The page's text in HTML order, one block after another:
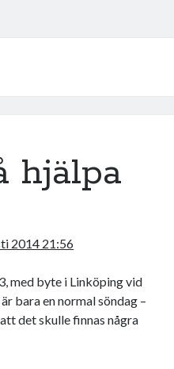
hjälpa
2014 21:56
med byte i Linköping vid
bara en normal söndag –
det skulle finnas några